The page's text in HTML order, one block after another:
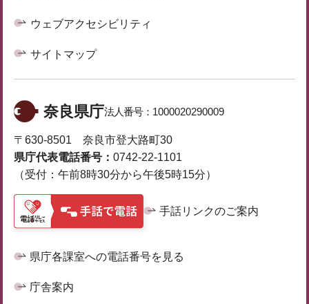
ウェブアクセシビリティ
サイトマップ
奈良県庁法人番号： 1000020290009
〒630-8501 奈良市登大路町30
県庁代表電話番号： 0742-22-1101
（受付：午前8時30分から午後5時15分）
手話リンクのご案内
県庁各課室への電話番号を見る
庁舎案内